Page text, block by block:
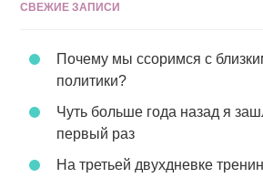
СВЕЖИЕ ЗАПИСИ
Почему мы ссоримся с
политики?
Чуть больше года назад я
первый раз
На третьей двухдневке